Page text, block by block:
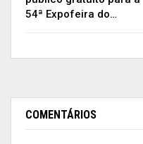
Almira Corrêa,
54ª Expofeira do…
COMENTÁRIOS